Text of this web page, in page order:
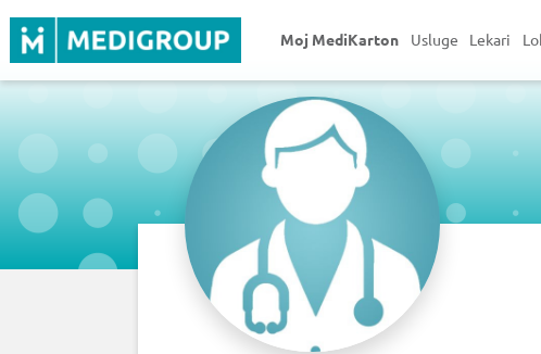
Moj MediKarton Usluge Lekari